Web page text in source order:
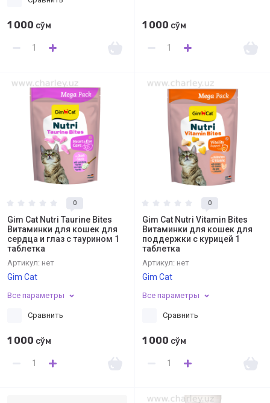
1 000 сўм 1 000 сўм
0
Gim Cat Nutri Taurine Bites
Витаминки для кошек для
сердца и глаз с таурином 1
таблетка
Артикул: нет
Gim Cat
Все параметры
Сравнить
1 000 сўм
0
Gim Cat Nutri Vitamin Bites
Витаминки для кошек для
поддержки с курицей 1
таблетка
Артикул: нет
Gim Cat
Все параметры
Сравнить
1 000 сўм